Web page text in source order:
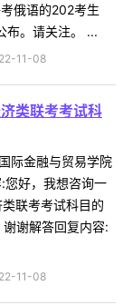
俄语的202考生
布。请关注。 ...
11-08
类联考考试科
际金融与贸易学院
好，我想咨询一
联考考试科目的
谢解答回复内容:
11-08